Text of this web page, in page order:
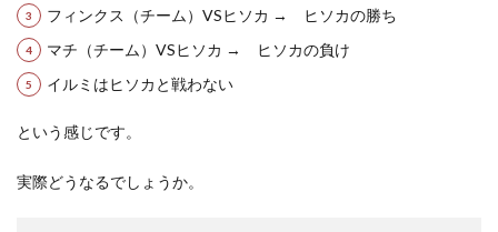
フィンクス（チーム）VSヒソカ → ヒソカの勝ち
マチ（チーム）VSヒソカ → ヒソカの負け
イルミはヒソカと戦わない
という感じです。
実際どうなるでしょうか。